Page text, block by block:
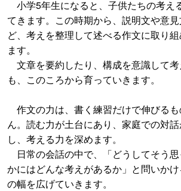
小学5年生になると、子供たちの考え
てきます。この時期から、説明文や意
ど、考えを整理して述べる作文に取り
ます。
文章を要約したり、構成を意識して
も、このころから育っていきます。
作文の力は、書く練習だけで伸びる
ん。読む力が土台にあり、家庭での対
し、考える力を深めます。
日常の会話の中で、「どうしてそう
かにはどんな考えがあるか」と問いか
の幅を広げていきます。